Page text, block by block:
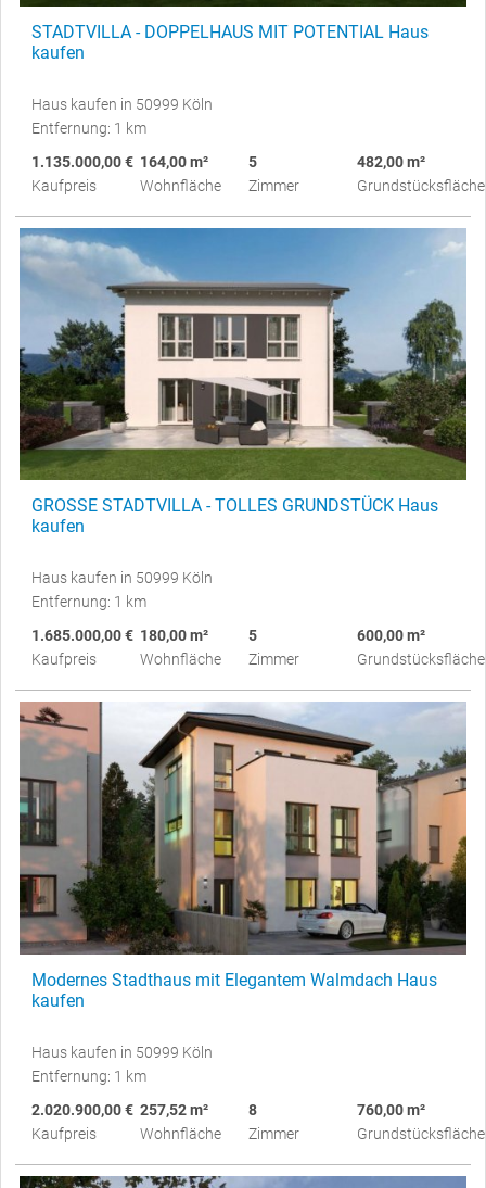
STADTVILLA - DOPPELHAUS MIT POTENTIAL Haus
kaufen
Haus kaufen in 50999 Köln
Entfernung: 1 km
1.135.000,00 €
Kaufpreis
164,00 m²
Wohnfläche
5
Zimmer
482,00 m²
Grundstücksfläche
GROSSE STADTVILLA - TOLLES GRUNDSTÜCK Haus
kaufen
Haus kaufen in 50999 Köln
Entfernung: 1 km
1.685.000,00 €
Kaufpreis
180,00 m²
Wohnfläche
5
Zimmer
600,00 m²
Grundstücksfläche
Modernes Stadthaus mit Elegantem Walmdach Haus
kaufen
Haus kaufen in 50999 Köln
Entfernung: 1 km
2.020.900,00 €
Kaufpreis
257,52 m²
Wohnfläche
8
Zimmer
760,00 m²
Grundstücksfläche